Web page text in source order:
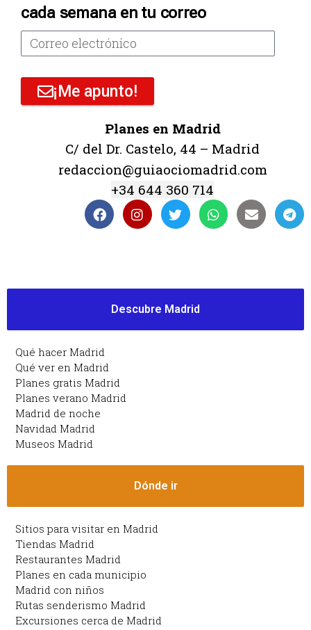
cada semana en tu correo
¡Me apunto!
Planes en Madrid
C/ del Dr. Castelo, 44 – Madrid
redaccion@guiaociomadrid.com
+34 644 360 714
Descubre Madrid
Qué hacer Madrid
Qué ver en Madrid
Planes gratis Madrid
Planes verano Madrid
Madrid de noche
Navidad Madrid
Museos Madrid
Dónde ir
Sitios para visitar en Madrid
Tiendas Madrid
Restaurantes Madrid
Planes en cada municipio
Madrid con niños
Rutas senderismo Madrid
Excursiones cerca de Madrid